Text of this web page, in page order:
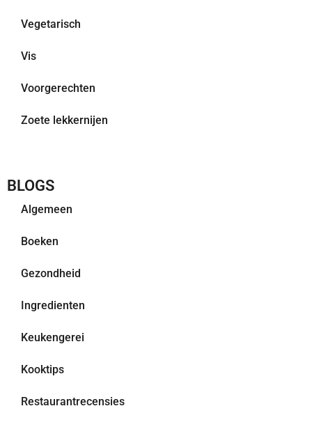
Vegetarisch
Vis
Voorgerechten
Zoete lekkernijen
BLOGS
Algemeen
Boeken
Gezondheid
Ingredienten
Keukengerei
Kooktips
Restaurantrecensies